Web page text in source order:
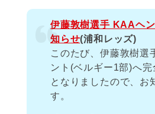
o
k
r
伊藤敦樹選手 KAAヘ
知らせ(浦和レッズ)
このたび、伊藤敦樹選
ント(ベルギー1部)へ完
となりましたので、お
す。